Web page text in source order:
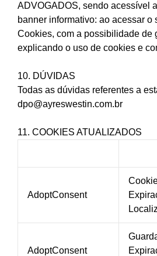
ADVOGADOS, sendo acessível
banner informativo: ao acessar
Cookies, com a possibilidade de
explicando o uso de cookies e
10. DÚVIDAS
Todas as dúvidas referentes a
dpo@ayreswestin.com.br
11. COOKIES ATUALIZADOS
AdoptConsent
AdoptConsent